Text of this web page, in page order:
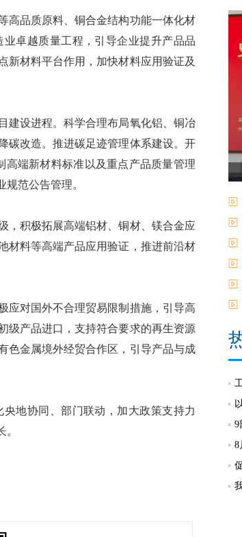
品质原料、铜合金结构功能一体化材
卓越质量工程，引导企业提升产品品
新材料平台作用，加快材料应用验证及
设进程。科学合理布局氧化铝、铜冶
碳改造。推进碳足迹管理体系建设。开
高端新材料标准以及重点产品质量管理
范公告管理。
积极拓展高端铝材、铜材、镁合金应
材料等高端产品应用验证，推进前沿材
对国外不合理贸易限制措施，引导高
级产品进口，支持符合要求的再生资源
色金属境外经贸合作区，引导产品与成
地协同、部门联动，加大政策支持力
9
8